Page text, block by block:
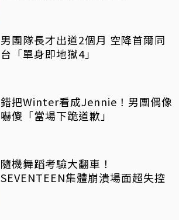
男團隊長才出道2個月 空降首爾同
台「單身即地獄4」
錯把Winter看成Jennie！男團偶像
嚇傻「當場下跪道歉」
隨機舞蹈考驗大翻車！
SEVENTEEN集體崩潰場面超失控